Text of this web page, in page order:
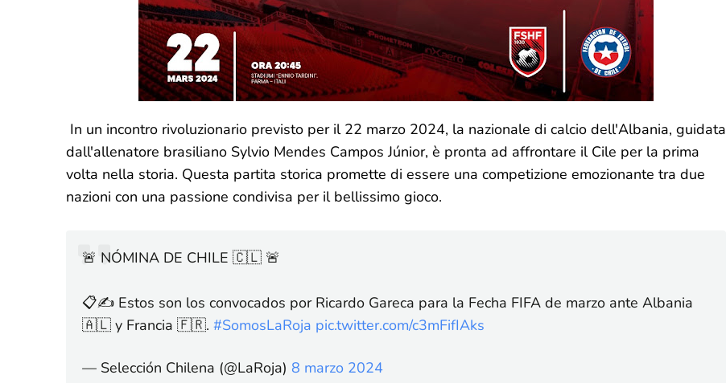
In un incontro rivoluzionario previsto per il 22 marzo 2024, la nazionale di calcio dell'Albania, guidata
dall'allenatore brasiliano Sylvio Mendes Campos Júnior, è pronta ad affrontare il Cile per la prima
volta nella storia. Questa partita storica promette di essere una competizione emozionante tra due
nazioni con una passione condivisa per il bellissimo gioco.
🚨 NÓMINA DE CHILE 🇨🇱 🚨
📋✍️ Estos son los convocados por Ricardo Gareca para la Fecha FIFA de marzo ante Albania
🇦🇱 y Francia 🇫🇷. #SomosLaRoja pic.twitter.com/c3mFifIAks
— Selección Chilena (@LaRoja) 8 marzo 2024